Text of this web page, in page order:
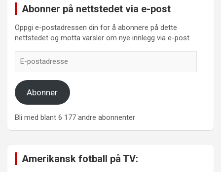
Abonner på nettstedet via e-post
Oppgi e-postadressen din for å abonnere på dette
nettstedet og motta varsler om nye innlegg via e-post.
postadresse
Abonner
Bli med blant 6 177 andre abonnenter
Amerikansk fotball på TV: